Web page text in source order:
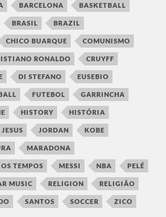
BARCELONA BASKETBALL
BRASIL BRAZIL
CHICO BUARQUE COMUNISMO
RONALDO CRUYFF
DI STEFANO EUSEBIO
FUTEBOL GARRINCHA
HISTORY HISTÓRIA
JESUS JORDAN KOBE
MARADONA
TEMPOS MESSI NBA PELÉ
MUSIC RELIGION RELIGIÃO
SANTOS SOCCER ZICO